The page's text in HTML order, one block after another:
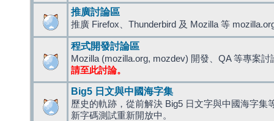
推廣討論區
推廣 Firefox、Thunderbird 及 Mozilla 等
程式開發討論區
Mozilla (mozilla.org, mozdev) 開發、QA 等專案討
請至此討論。
Big5 日文與中國海字集
歷史的軌跡，從前解決 Big5 日文字與中國海字集
新字碼測試重新開放中。